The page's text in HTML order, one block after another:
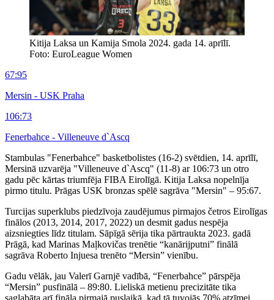
Kitija Laksa un Kamija Smola 2024. gada 14. aprīlī.
Foto: EuroLeague Women
67:95
Mersin - USK Praha
106:73
Fenerbahce - Villeneuve d`Ascq
Stambulas "Fenerbahce" basketbolistes (16-2) svētdien, 14. aprīlī,
Mersinā uzvarēja "Villeneuve d`Ascq" (11-8) ar 106:73 un otro
gadu pēc kārtas triumfēja FIBA Eirolīgā. Kitija Laksa nopelnīja
pirmo titulu. Prāgas USK bronzas spēlē sagrāva "Mersin" – 95:67.
Turcijas superklubs piedzīvoja zaudējumus pirmajos četros Eirolīgas
finālos (2013, 2014, 2017, 2022) un desmit gadus nespēja
aizsniegties līdz titulam. Sāpīgā sērija tika pārtraukta 2023. gadā
Prāgā, kad Marinas Maļkovičas trenētie “kanārijputni” finālā
sagrāva Roberto Injuesa trenēto “Mersin” vienību.
Gadu vēlāk, jau Valerī Garnjē vadībā, “Fenerbahce” pārspēja
“Mersin” pusfinālā – 89:80. Lieliskā metienu precizitāte tika